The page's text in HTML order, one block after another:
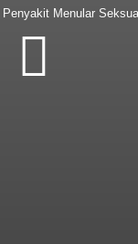
Penyakit Menular